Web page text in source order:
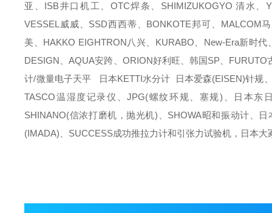
亚、ISB井口机工、OTC焊条、SHIMIZUKOGYO 清水、
VESSEL威威、SSD西西蒂、BONKOTE邦可、MALCOM
美、HAKKO EIGHTRON八兴、KURABO、New-Era新时
DESIGN、AQUA安跨、ORION好利旺、韩国SP、
计/微量电子天平 日本KETTI水分计 日本爱森(EISEN)针规
TASCO温湿度记录仪、JPG(螺纹环规、塞规)、日本东
SHINANO(信浓打磨机，抛光机)、SHOWA昭和振动计、
(IMADA)、SUCCESS成功推拉力计和引张力试验机，日本